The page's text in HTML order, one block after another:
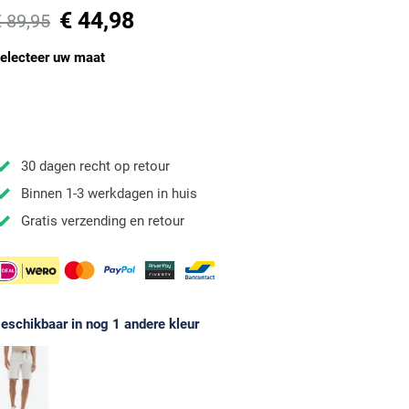
89,95 € 44,98
uw maat
30 dagen recht op retour
Binnen 1-3 werkdagen in huis
Gratis verzending en retour
in nog 1 andere kleur